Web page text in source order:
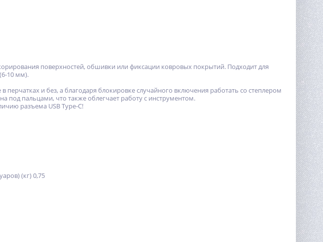
поверхностей, обшивки или фиксации ковровых покрытий. Подходит для
10 мм).
и без, а благодаря блокировке случайного включения работать со степлером
пальцами, что также облегчает работу с инструментом.
разъема USB Type-C!
(кг) 0,75